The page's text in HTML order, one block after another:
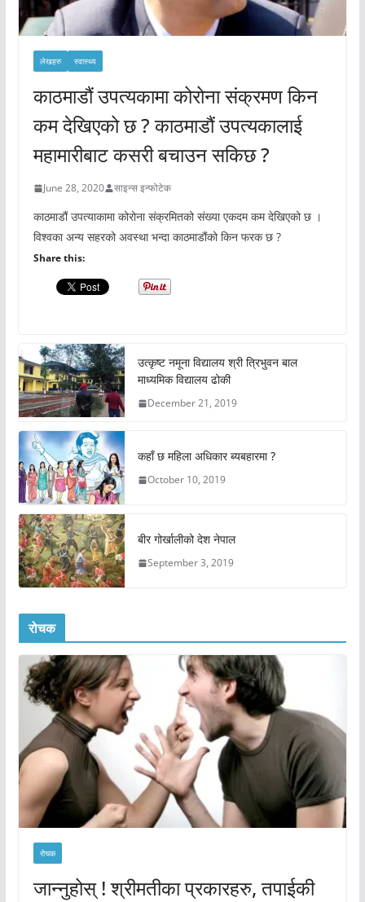
लेखहरु स्वास्थ्य
काठमाडौं उपत्यकामा कोरोना संक्रमण किन
कम देखिएको छ ? काठमाडौं उपत्यकालाई
महामारीबाट कसरी बचाउन सकिछ ?
June 28, 2020 साइन्स इन्फोटेक
काठमाडौं उपत्याकामा कोरोना संक्रमितको संख्या एकदम कम देखिएको छ ।
विश्वका अन्य सहरको अवस्था भन्दा काठमाडौंको किन फरक छ ?
Share this:
उत्कृष्ट नमूना विद्यालय श्री त्रिभुवन बाल
माध्यमिक विद्यालय ढोकी
December 21, 2019
कहाँ छ महिला अधिकार ब्यबहारमा ?
October 10, 2019
बीर गोर्खालीको देश नेपाल
September 3, 2019
रोचक
रोचक
जान्नुहोस् ! श्रीमतीका प्रकारहरु, तपाईकी